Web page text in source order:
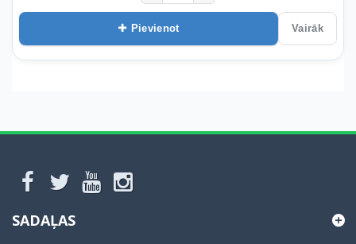
Pievienot Vairāk
SADAĻAS